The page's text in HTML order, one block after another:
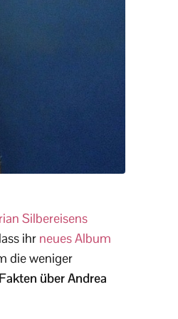
Silbereisens
ihr neues Album
die weniger
über Andrea